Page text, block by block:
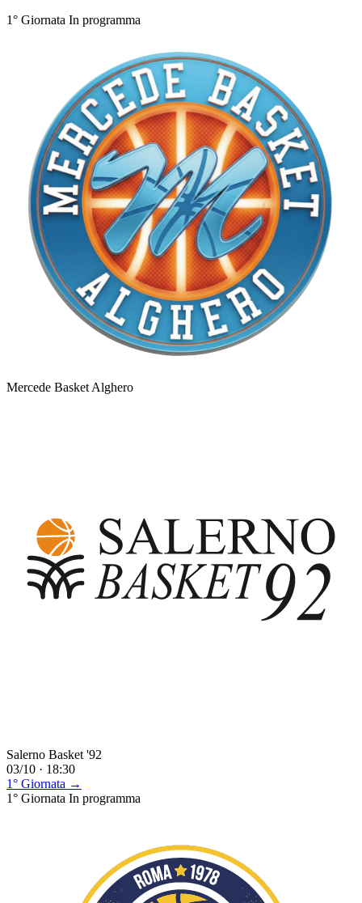
1° Giornata In programma
Mercede Basket Alghero
Salerno Basket '92
03/10 · 18:30
1° Giornata →
1° Giornata In programma